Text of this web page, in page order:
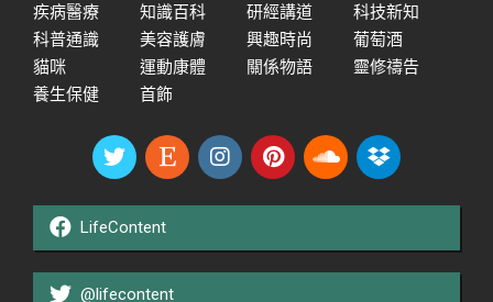
疾病醫療
知識百科 研經講道
科技新知
科普通識
美容護膚 興趣時尚
葡萄酒
貓咪
運動康體 關係物語
靈修禱告
養生保健
首飾
LifeContent
@lifecontent